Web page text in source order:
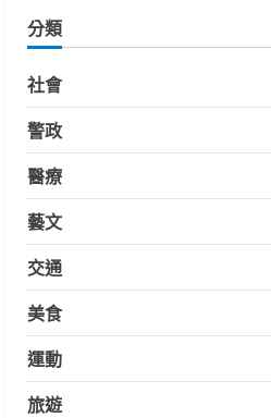
分類
社會
警政
醫療
藝文
交通
美食
運動
旅遊